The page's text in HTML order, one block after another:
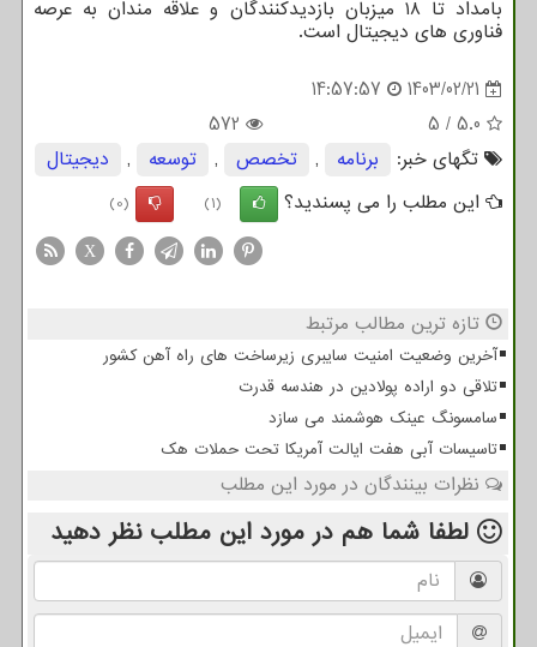
بامداد تا ۱۸ میزبان بازدیدکنندگان و علاقه مندان به عرصه
فناوری های دیجیتال است.
1403/02/21
14:57:57
5.0
/
5
572
تگهای خبر:
برنامه , تخصص , توسعه ,
دیجیتال
این مطلب را می پسندید؟
(1)
(0)
X
تازه ترین مطالب مرتبط
آخرین وضعیت امنیت سایبری زیرساخت های راه آهن کشور
تلاقی دو اراده پولادین در هندسه قدرت
سامسونگ عینک هوشمند می سازد
تاسیسات آبی هفت ایالت آمریکا تحت حملات هک
نظرات بینندگان در مورد این مطلب
لطفا شما هم در مورد این مطلب نظر دهید